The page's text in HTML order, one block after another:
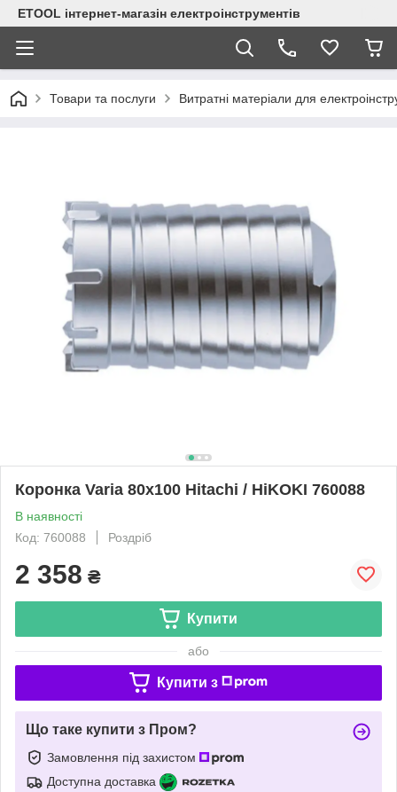
ETOOL інтернет-магазін електроінструментів
Товари та послуги Витратні матеріали для
Коронка Varia 80х100 Hitachi / HiKOKI 760088
В наявності
Код: 760088
Роздріб
2 358 ₴
Купити
або
Купити з
Що таке купити з Пром?
Замовлення під захистом
Доступна доставка